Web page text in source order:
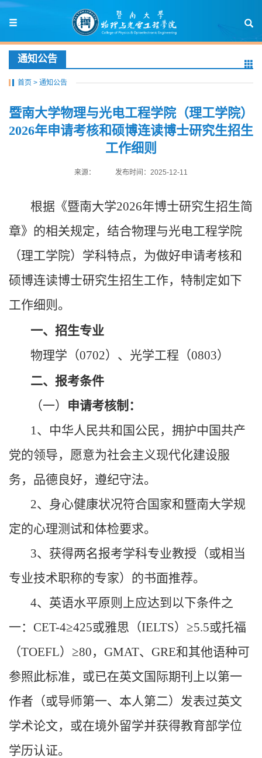
通知公告
首页 > 通知公告
暨南大学物理与光电工程学院（理工学院）
2026年申请考核和硕博连读博士研究生招生
工作细则
来源： 发布时间：2025-12-11
根据《暨南大学2026年博士研究生招生简
章》的相关规定，结合物理与光电工程学院
（理工学院）学科特点，为做好申请考核和
硕博连读博士研究生招生工作，特制定如下
工作细则。
一、招生专业
物理学（0702）、光学工程（0803）
二、报考条件
（一）
申请考核制：
1、中华人民共和国公民，拥护中国共产
党的领导，愿意为社会主义现代化建设服
务，品德良好，遵纪守法。
2、身心健康状况符合国家和暨南大学规
定的心理测试和体检要求。
3、获得两名报考学科专业教授（或相当
专业技术职称的专家）的书面推荐。
4、英语水平原则上应达到以下条件之
一：CET-4≥425或雅思（IELTS）≥5.5或托福
（TOEFL）≥80，GMAT、GRE和其他语种可
参照此标准，或已在英文国际期刊上以第一
作者（或导师第一、本人第二）发表过英文
学术论文，或在境外留学并获得教育部学位
学历认证。